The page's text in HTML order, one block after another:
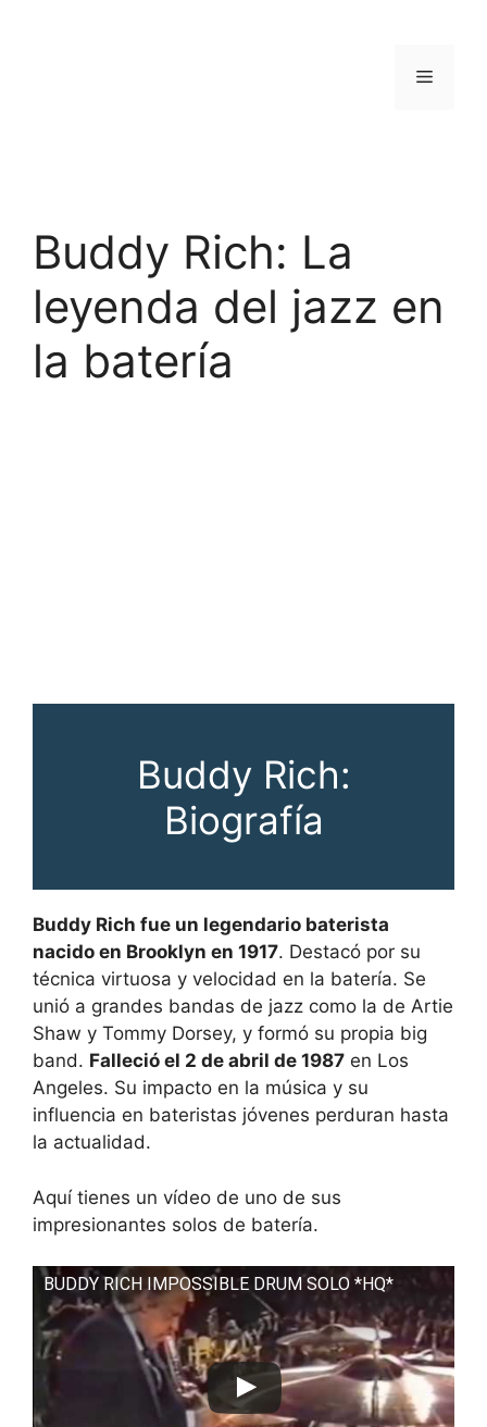
Menú
Buddy Rich: La
leyenda del jazz en
la batería
Buddy Rich:
Biografía
Buddy Rich fue un legendario baterista
nacido en Brooklyn en 1917. Destacó por su
técnica virtuosa y velocidad en la batería. Se
unió a grandes bandas de jazz como la de Artie
Shaw y Tommy Dorsey, y formó su propia big
band. Falleció el 2 de abril de 1987 en Los
Angeles. Su impacto en la música y su
influencia en bateristas jóvenes perduran hasta
la actualidad.
Aquí tienes un vídeo de uno de sus
impresionantes solos de batería.
BUDDY RICH IMPOSSIBLE DRUM SOLO *HQ*